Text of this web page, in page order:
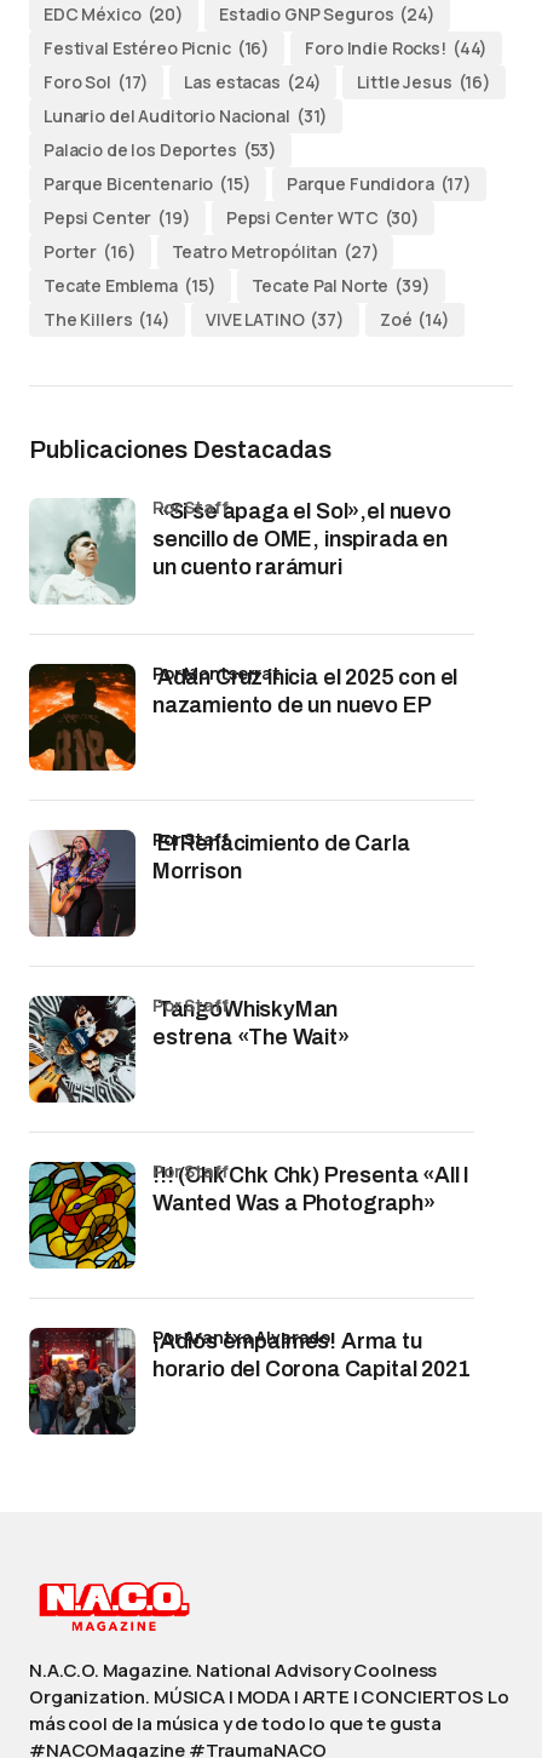
EDC México (20) Estadio GNP Seguros (24)
Festival Estéreo Picnic (16) Foro Indie Rocks! (44)
Foro Sol (17) Las estacas (24) Little Jesus (16)
Lunario del Auditorio Nacional (31)
Palacio de los Deportes (53)
Parque Bicentenario (15) Parque Fundidora (17)
Pepsi Center (19) Pepsi Center WTC (30)
Porter (16) Teatro Metropólitan (27)
Tecate Emblema (15) Tecate Pal Norte (39)
The Killers (14) VIVE LATINO (37) Zoé (14)
Publicaciones Destacadas
«Si se apaga el Sol»,el nuevo
sencillo de OME, inspirada en
un cuento rarámuri
por Staff
Adán Cruz inicia el 2025 con el
nazamiento de un nuevo EP
por Montserrat
El Renacimiento de Carla
Morrison
por Staff
TangoWhiskyMan
estrena «The Wait»
por Staff
!!! (Chk Chk Chk) Presenta «All I
Wanted Was a Photograph»
por Staff
¡Adiós empalmes! Arma tu
horario del Corona Capital 2021
por Arantxa Alvarado
N.A.C.O. Magazine. National Advisory Coolness
Organization. MÚSICA | MODA | ARTE | CONCIERTOS Lo
más cool de la música y de todo lo que te gusta
#NACOMagazine #TraumaNACO